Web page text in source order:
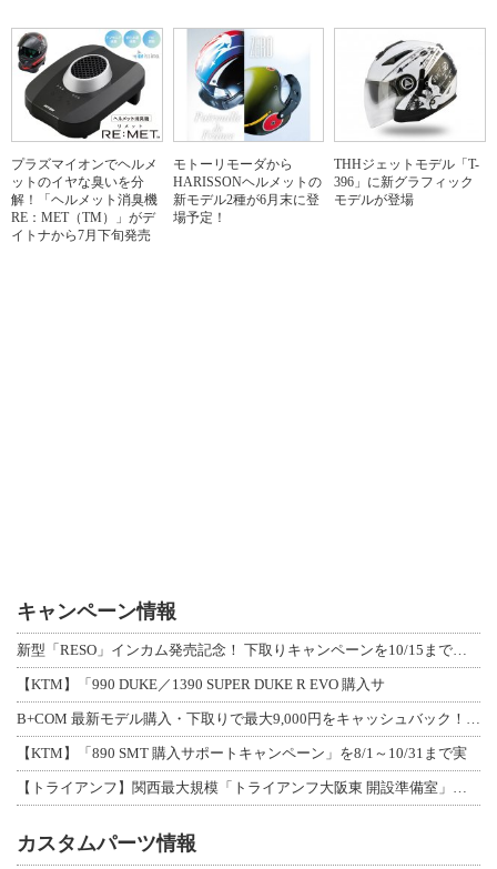
プラズマイオンでヘルメ
ットのイヤな臭いを分
解！「ヘルメット消臭機
RE：MET（TM）」がデ
イトナから7月下旬発売
モトーリモーダから
HARISSONヘルメットの
新モデル2種が6月末に登
場予定！
THHジェットモデル「T-
396」に新グラフィック
モデルが登場
キャンペーン情報
【KTM】「990 DUKE／1390 SUPER DUKE R EVO 購入サ
【KTM】「890 SMT 購入サポートキャンペーン」を8/1～10/31まで実
カスタムパーツ情報